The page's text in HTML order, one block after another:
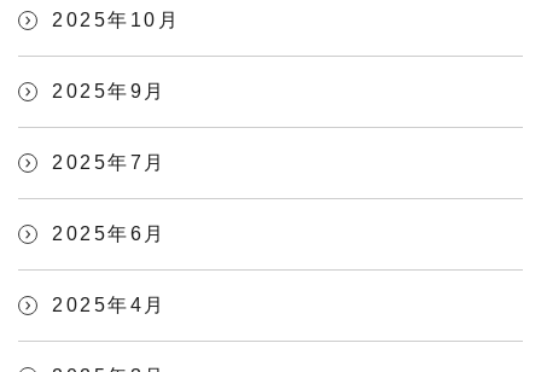
2025年10月
2025年9月
2025年7月
2025年6月
2025年4月